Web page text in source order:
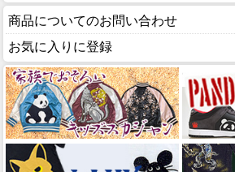
商品についてのお問い合わせ
お気に入りに登録